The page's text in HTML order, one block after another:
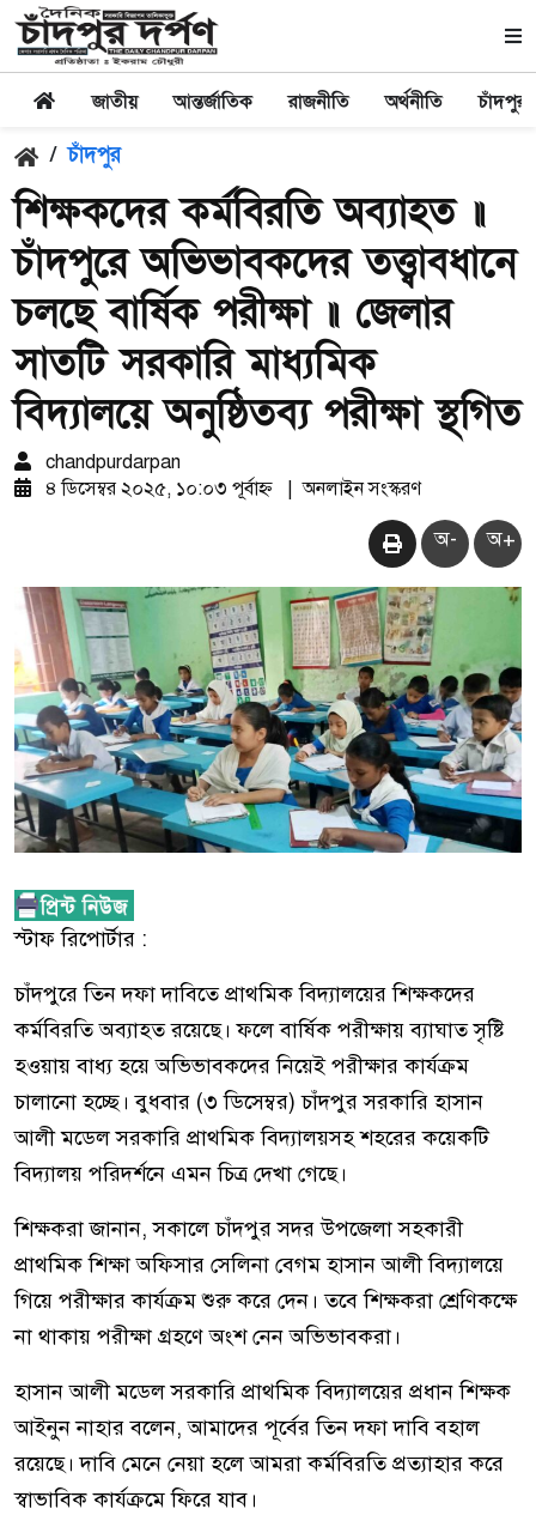
জাতীয় আন্তর্জাতিক রাজনীতি অর্থনীতি চাঁদপুর
/ চাঁদপুর
শিক্ষকদের কর্মবিরতি অব্যাহত ॥
চাঁদপুরে অভিভাবকদের তত্ত্বাবধানে
চলছে বার্ষিক পরীক্ষা ॥ জেলার
সাতটি সরকারি মাধ্যমিক
বিদ্যালয়ে অনুষ্ঠিতব্য পরীক্ষা স্থগিত
chandpurdarpan
৪ ডিসেম্বর ২০২৫, ১০:০৩ পূর্বাহ্ন
অনলাইন সংস্করণ
অ- অ+
স্টাফ রিপোর্টার :
চাঁদপুরে তিন দফা দাবিতে প্রাথমিক বিদ্যালয়ের শিক্ষকদের
কর্মবিরতি অব্যাহত রয়েছে। ফলে বার্ষিক পরীক্ষায় ব্যাঘাত সৃষ্টি
হওয়ায় বাধ্য হয়ে অভিভাবকদের নিয়েই পরীক্ষার কার্যক্রম
চালানো হচ্ছে। বুধবার (৩ ডিসেম্বর) চাঁদপুর সরকারি হাসান
আলী মডেল সরকারি প্রাথমিক বিদ্যালয়সহ শহরের কয়েকটি
বিদ্যালয় পরিদর্শনে এমন চিত্র দেখা গেছে।
শিক্ষকরা জানান, সকালে চাঁদপুর সদর উপজেলা সহকারী
প্রাথমিক শিক্ষা অফিসার সেলিনা বেগম হাসান আলী বিদ্যালয়ে
গিয়ে পরীক্ষার কার্যক্রম শুরু করে দেন। তবে শিক্ষকরা শ্রেণিকক্ষে
না থাকায় পরীক্ষা গ্রহণে অংশ নেন অভিভাবকরা।
হাসান আলী মডেল সরকারি প্রাথমিক বিদ্যালয়ের প্রধান শিক্ষক
আইনুন নাহার বলেন, আমাদের পূর্বের তিন দফা দাবি বহাল
রয়েছে। দাবি মেনে নেয়া হলে আমরা কর্মবিরতি প্রত্যাহার করে
স্বাভাবিক কার্যক্রমে ফিরে যাব।